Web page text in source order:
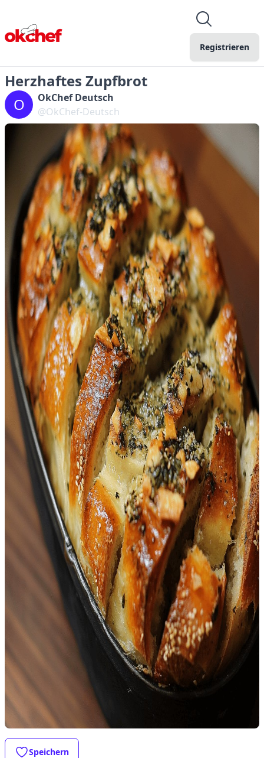
Registrieren
Herzhaftes Zupfbrot
O
OkChef Deutsch
@OkChef-Deutsch
Speichern